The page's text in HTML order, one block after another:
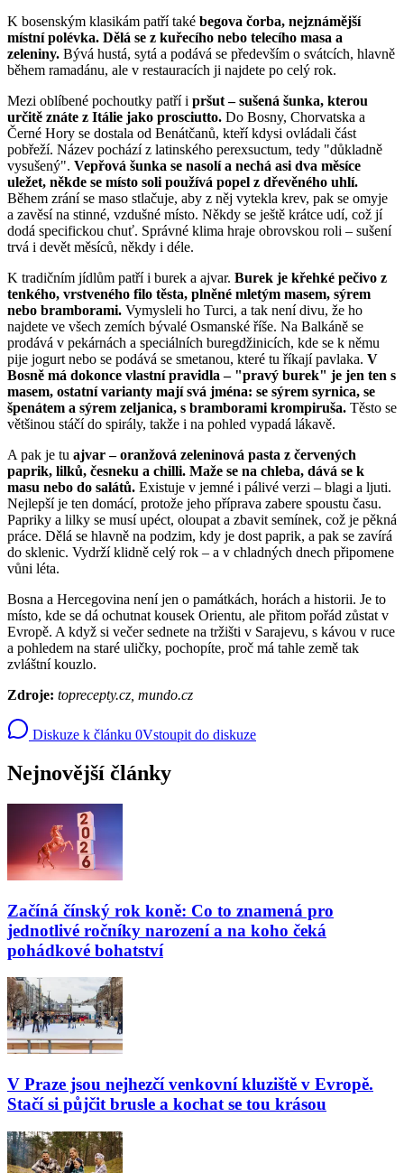
K bosenským klasikám patří také begova čorba, nejznámější
místní polévka. Dělá se z kuřecího nebo telecího masa a
zeleniny. Bývá hustá, sytá a podává se především o svátcích, hlavně
během ramadánu, ale v restauracích ji najdete po celý rok.
Mezi oblíbené pochoutky patří i pršut – sušená šunka, kterou
určitě znáte z Itálie jako prosciutto. Do Bosny, Chorvatska a
Černé Hory se dostala od Benátčanů, kteří kdysi ovládali část
pobřeží. Název pochází z latinského perexsuctum, tedy "důkladně
vysušený". Vepřová šunka se nasolí a nechá asi dva měsíce
uležet, někde se místo soli používá popel z dřevěného uhlí.
Během zrání se maso stlačuje, aby z něj vytekla krev, pak se omyje
a zavěsí na stinné, vzdušné místo. Někdy se ještě krátce udí, což jí
dodá specifickou chuť. Správné klima hraje obrovskou roli – sušení
trvá i devět měsíců, někdy i déle.
K tradičním jídlům patří i burek a ajvar. Burek je křehké pečivo z
tenkého, vrstveného filo těsta, plněné mletým masem, sýrem
nebo bramborami. Vymysleli ho Turci, a tak není divu, že ho
najdete ve všech zemích bývalé Osmanské říše. Na Balkáně se
prodává v pekárnách a speciálních buregdžinicích, kde se k němu
pije jogurt nebo se podává se smetanou, které tu říkají pavlaka. V
Bosně má dokonce vlastní pravidla – "pravý burek" je jen ten s
masem, ostatní varianty mají svá jména: se sýrem syrnica, se
špenátem a sýrem zeljanica, s bramborami krompiruša. Těsto se
většinou stáčí do spirály, takže i na pohled vypadá lákavě.
A pak je tu ajvar – oranžová zeleninová pasta z červených
paprik, lilků, česneku a chilli. Maže se na chleba, dává se k
masu nebo do salátů. Existuje v jemné i pálivé verzi – blagi a ljuti.
Nejlepší je ten domácí, protože jeho příprava zabere spoustu času.
Papriky a lilky se musí upéct, oloupat a zbavit semínek, což je pěkná
práce. Dělá se hlavně na podzim, kdy je dost paprik, a pak se zavírá
do sklenic. Vydrží klidně celý rok – a v chladných dnech připomene
vůni léta.
Bosna a Hercegovina není jen o památkách, horách a historii. Je to
místo, kde se dá ochutnat kousek Orientu, ale přitom pořád zůstat v
Evropě. A když si večer sednete na tržišti v Sarajevu, s kávou v ruce
a pohledem na staré uličky, pochopíte, proč má tahle země tak
zvláštní kouzlo.
Zdroje: toprecepty.cz, mundo.cz
Diskuze k článku 0Vstoupit do diskuze
Nejnovější články
Začíná čínský rok koně: Co to znamená pro
jednotlivé ročníky narození a na koho čeká
pohádkové bohatství
V Praze jsou nejhezčí venkovní kluziště v Evropě.
Stačí si půjčit brusle a kochat se tou krásou